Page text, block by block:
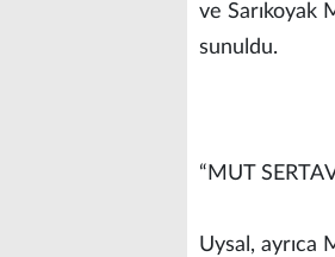
ve Sarıkoyak
sunuldu.
“MUT
Uysal, ayrıca